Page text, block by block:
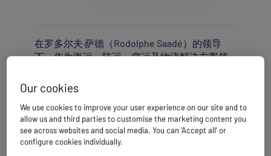
在罗多尔夫·萨德（Rodolphe Saadé）的领导
下，作为海运、陆运、空运及物流解决方案领
船舶，服务于五大洲全球超过420个港口。
2023年，该集团共运输了2180万标准箱
（TEU）。 凭借旗下子公司CEVA物流（作为全
球物流服务商，2023年承运了52.2万吨航空货
运及超过2200万吨内陆货运）以及CMA CGM航
空货运部门，CMA CGM集团不断创新，致力于
Our cookies
We use cookies to improve your user experience on our site and to
allow us and third parties to customise the marketing content you
see across websites and social media. You can ‘Accept all’ or
configure cookies individually.